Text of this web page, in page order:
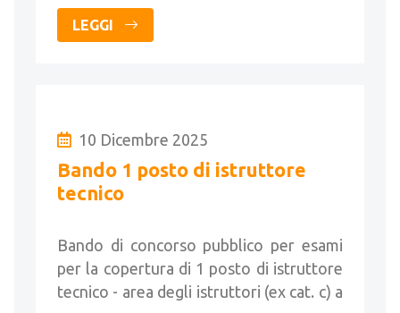
LEGGI
10 Dicembre 2025
Bando 1 posto di istruttore
tecnico
Bando di concorso pubblico per esami
per la copertura di 1 posto di istruttore
tecnico - area degli istruttori (ex cat. c) a